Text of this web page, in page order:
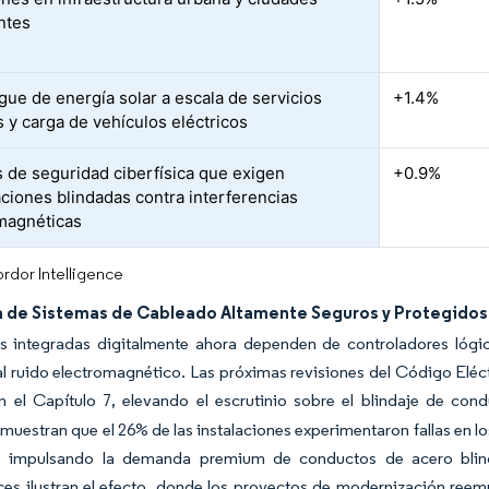
de energía solar a escala de servicios
y carga de vehículos eléctricos
+1.4%
de seguridad ciberfísica que exigen
blindadas contra interferencias
+0.9%
Intelligence
de Sistemas de Cableado Altamente Seguros y Protegidos
integradas digitalmente ahora dependen de controladores
ruido electromagnético. Las próximas revisiones del Código
el Capítulo 7, elevando el escrutinio sobre el blindaje de
que el 26% de las instalaciones experimentaron fallas
impulsando la demanda premium de conductos de acero